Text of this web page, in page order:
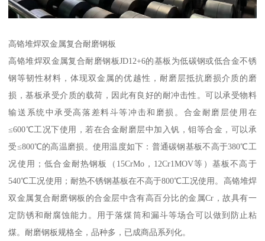
高铬堆焊双金属复合耐磨钢板
高铬堆焊双金属复合耐磨钢板JD12+6的基板为低碳钢或低合金不锈
钢等韧性材料，体现双金属的优越性，耐磨层抵抗磨损介质的磨
损，基板承受介质的载荷，因此有良好的耐冲击性。可以承受物料
输送系统中承受高落差料斗等冲击和磨损。合金耐磨层使用在
≤600℃工况下使用，若在合金耐磨层中加入钒，钼等合金，可以承
受≤800℃的高温磨损。使用温度如下：普通碳钢基板不高于380℃工
况使用；低合金耐热钢板（15CrMo，12Cr1MOV等）基板不高于
540℃工况使用；耐热不锈钢基板在不高于800℃工况使用。高铬堆焊
双金属复合耐磨钢板的合金层中含有高百分比的金属Cr，故具有一
定防锈和耐腐蚀能力。用于落煤筒和漏斗等场合可以做到防止粘
煤。耐磨钢板规格全，品种多，已成商品系列化。